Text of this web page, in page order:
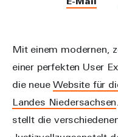
E-Mail
Mit einem modernen,
einer perfekten User
die neueWebsite für
Landes Niedersachsen
stellt die